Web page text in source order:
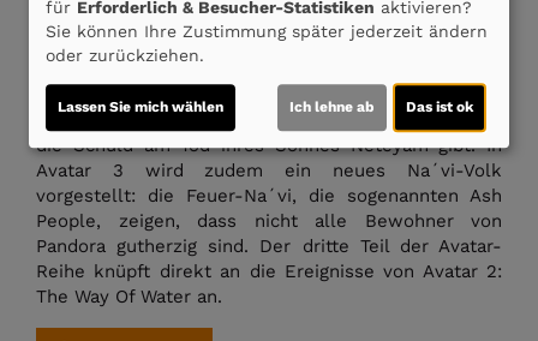
nach wie vor am Leben und
sinnt er immer noch auf Rache, nachdem sein Sohn
zurückgekehrt ist? Neytiri wird sicherlich wenig
begeistert sein, dass Quaritch noch lebt, da sie ihm
die Schuld am Tod ihres Sohnes Neteyam gibt. In
Avatar 3 wird zudem ein neues Na´vi-Volk
vorgestellt: die Feuer-Na´vi, die sogenannten Ash
People, zeigen, dass nicht alle Bewohner von
Pandora gutherzig sind. Der dritte Teil der Avatar-
Reihe knüpft direkt an die Ereignisse von Avatar 2:
The Way Of Water an.
für Erforderlich & Besucher-Statistiken aktivieren?
Sie können Ihre Zustimmung später jederzeit ändern
oder zurückziehen.
Lassen Sie mich wählen Ich lehne ab Das ist ok